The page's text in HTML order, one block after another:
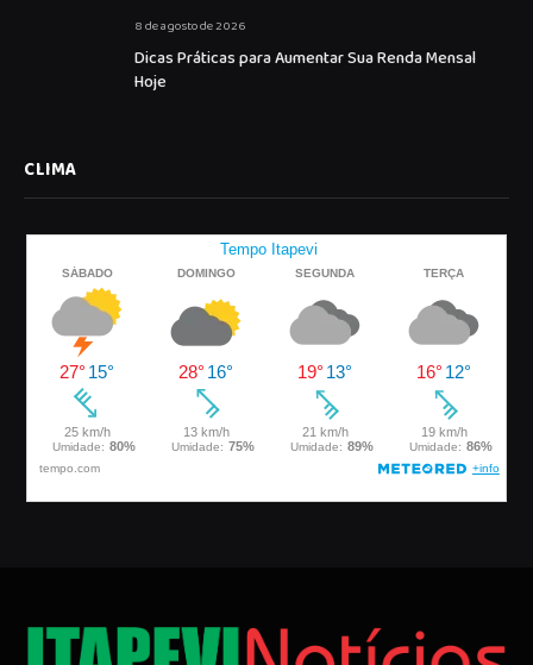
8 de agosto de 2026
Dicas Práticas para Aumentar Sua Renda Mensal
Hoje
CLIMA